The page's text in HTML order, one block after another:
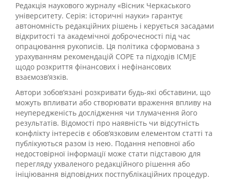
Редакція наукового журналу «Вісник Черкаського
університету. Серія: історичні науки» гарантує
автономність редакційних рішень і керується засадами
відкритості та академічної доброчесності під час
опрацювання рукописів. Ця політика сформована з
урахуванням рекомендацій COPE та підходів ICMJE
щодо розкриття фінансових і нефінансових
взаємозв’язків.
Автори зобов’язані розкривати будь-які обставини, що
можуть впливати або створювати враження впливу на
неупередженість дослідження чи тлумачення його
результатів. Відомості про наявність чи відсутність
конфлікту інтересів є обов’язковим елементом статті та
публікуються разом із нею. Подання неповної або
недостовірної інформації може стати підставою для
перегляду ухваленого редакційного рішення або
ініціювання відповідних постпублікаційних процедур.